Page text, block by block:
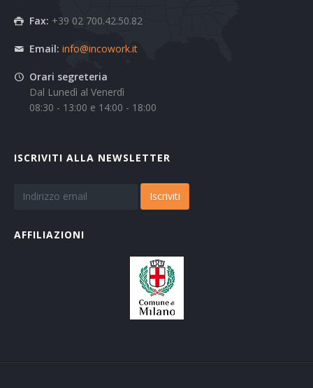
Fax: +39 02 700.42.50.82
Email: info@incowork.it
Orari segreteria
Dal Lunedì al Venerdì
08:30 - 13:00 e 14:00 - 18:00
ISCRIVITI ALLA NEWSLETTER
Iscriviti
AFFILIAZIONI